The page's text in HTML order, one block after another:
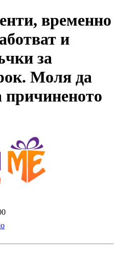
временно
и
за
Моля да
причиненото